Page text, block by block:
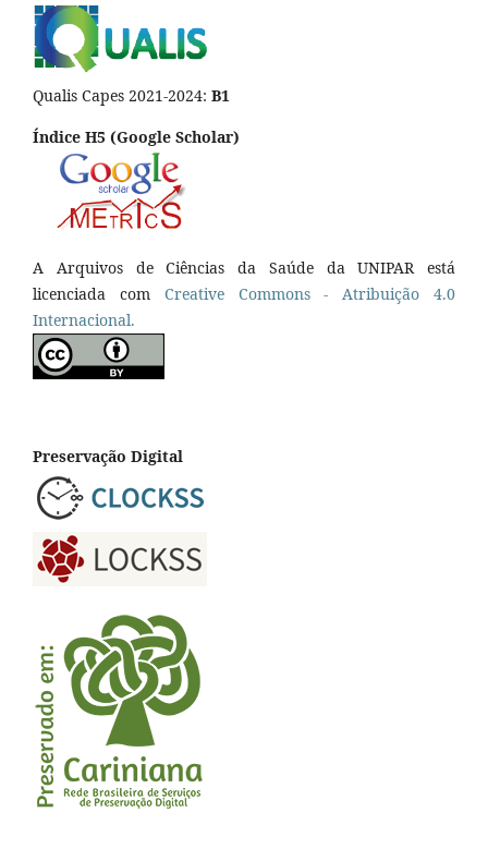
Qualis Capes 2021-2024: B1
Índice H5 (Google Scholar)
A Arquivos de Ciências da Saúde da UNIPAR está
licenciada com Creative Commons - Atribuição 4.0
Internacional.
Preservação Digital